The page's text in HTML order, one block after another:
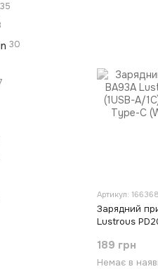
Артикул: 166368
Зарядний
Lustrous
189 грн
Немає в
35
30